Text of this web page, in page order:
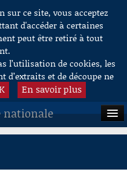
ce site, vous acceptez
d'accéder à certaines
peut être retiré à tout
l’utilisation de cookies, les
et de découpe ne
En savoir plus
nationale